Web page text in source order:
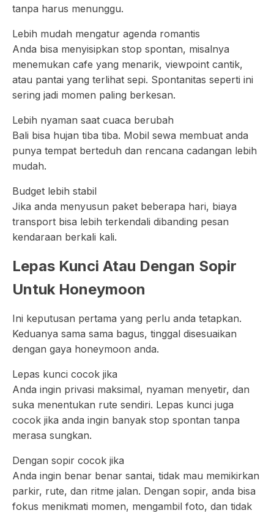
tanpa harus menunggu.
Lebih mudah mengatur agenda romantis
Anda bisa menyisipkan stop spontan, misalnya
menemukan cafe yang menarik, viewpoint cantik,
atau pantai yang terlihat sepi. Spontanitas seperti ini
sering jadi momen paling berkesan.
Lebih nyaman saat cuaca berubah
Bali bisa hujan tiba tiba. Mobil sewa membuat anda
punya tempat berteduh dan rencana cadangan lebih
mudah.
Budget lebih stabil
Jika anda menyusun paket beberapa hari, biaya
transport bisa lebih terkendali dibanding pesan
kendaraan berkali kali.
Lepas Kunci Atau Dengan Sopir
Untuk Honeymoon
Ini keputusan pertama yang perlu anda tetapkan.
Keduanya sama sama bagus, tinggal disesuaikan
dengan gaya honeymoon anda.
Lepas kunci cocok jika
Anda ingin privasi maksimal, nyaman menyetir, dan
suka menentukan rute sendiri. Lepas kunci juga
cocok jika anda ingin banyak stop spontan tanpa
merasa sungkan.
Dengan sopir cocok jika
Anda ingin benar benar santai, tidak mau memikirkan
parkir, rute, dan ritme jalan. Dengan sopir, anda bisa
fokus menikmati momen, mengambil foto, dan tidak